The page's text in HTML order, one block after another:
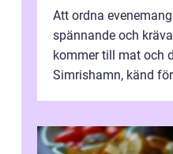
Att ordna
spännande och
kommer till mat och
Simrishamn, känd